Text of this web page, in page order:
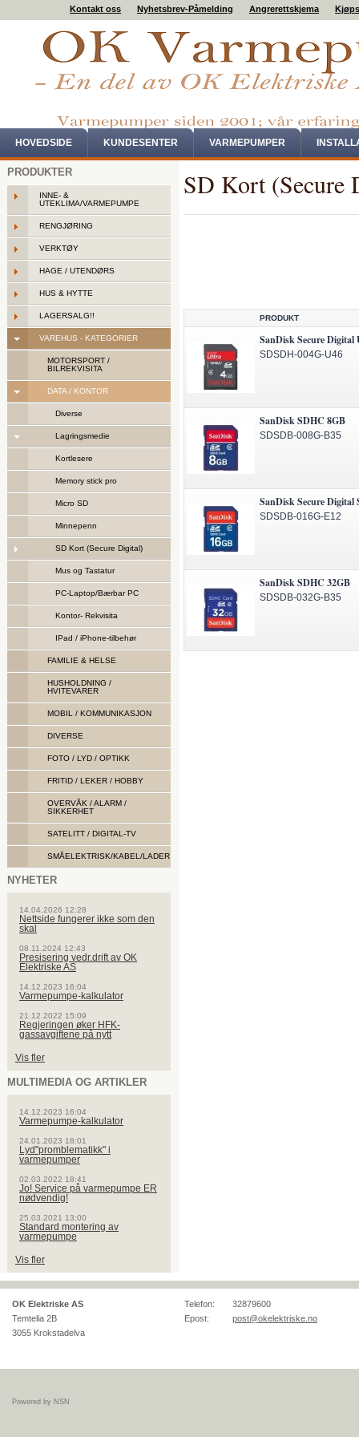
Kontakt oss Nyhetsbrev-Påmelding Angrerettskjema
HOVEDSIDE KUNDESENTER VARMEPUMPER
PRODUKTER
INNE- &
UTEKLIMA/VARMEPUMPE
RENGJØRING
VERKTØY
HAGE / UTENDØRS
HUS & HYTTE
LAGERSALG!!
VAREHUS - KATEGORIER
MOTORSPORT /
BILREKVISITA
DATA / KONTOR
Diverse
Lagringsmedie
Kortlesere
Memory stick pro
Micro SD
Minnepenn
SD Kort (Secure Digital)
Mus og Tastatur
PC-Laptop/Bærbar PC
Kontor- Rekvisita
IPad / iPhone-tilbehør
FAMILIE & HELSE
HUSHOLDNING /
HVITEVARER
MOBIL / KOMMUNIKASJON
DIVERSE
FOTO / LYD / OPTIKK
FRITID / LEKER / HOBBY
OVERVÅK / ALARM /
SIKKERHET
SATELITT / DIGITAL-TV
SMÅELEKTRISK/KABEL/LADER
NYHETER
14.04.2026 12:28
Nettside fungerer ikke som den
skal
08.11.2024 12:43
Presisering vedr.drift av OK
Elektriske AS
14.12.2023 16:04
Varmepumpe-kalkulator
21.12.2022 15:09
Regjeringen øker HFK-
gassavgiftene på nytt
Vis fler
MULTIMEDIA OG ARTIKLER
14.12.2023 16:04
Varmepumpe-kalkulator
24.01.2023 18:01
Lyd"promblematikk" i
varmepumper
02.03.2022 18:41
Jo! Service på varmepumpe ER
nødvendig!
25.03.2021 13:00
Standard montering av
varmepumpe
Vis fler
SD Kort (Secure
PRODUKT
SanDisk Secure
SDSDH-004G-U46
SanDisk SDHC 8GB
SDSDB-008G-B35
SanDisk Secure Digital
SDSDB-016G-E12
SanDisk SDHC 32GB
SDSDB-032G-B35
OK Elektriske AS
Temtelia 2B
3055 Krokstadelva
Telefon:
32879600
Epost:
post@okelektriske.no
Powered by NSN